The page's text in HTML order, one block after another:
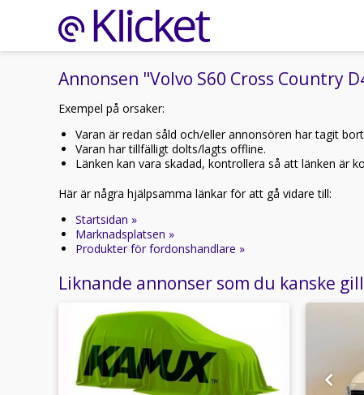
Annonsen "Volvo S60 Cross Country
Exempel på orsaker:
Varan är redan såld och/eller annonsören har tagit
Varan har tillfälligt dolts/lagts offline.
Länken kan vara skadad, kontrollera så att länken är
Här är några hjälpsamma länkar för att gå vidare till:
Startsidan »
Marknadsplatsen »
Produkter för fordonshandlare »
Liknande annonser som du kanske